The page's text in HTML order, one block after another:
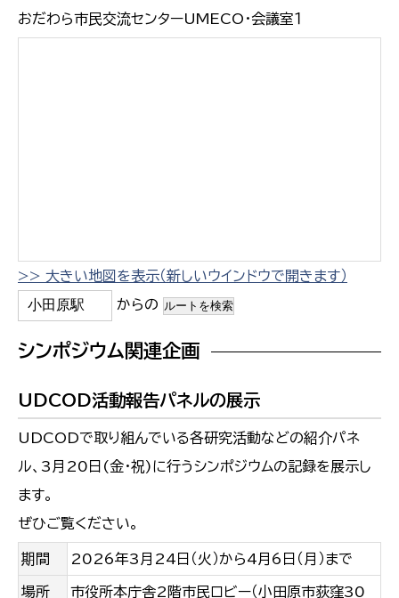
おだわら市民交流センターUMECO・会議室１
>> 大きい地図を表示（新しいウインドウで開きます）
からの
シンポジウム関連企画
UDCOD活動報告パネルの展示
UDCODで取り組んでいる各研究活動などの紹介パネ
ル、3月20日(金・祝)に行うシンポジウムの記録を展示し
ます。
ぜひご覧ください。
期間 2026年3月24日（火）から4月6日（月）まで
場所
市役所本庁舎2階市民ロビー（小田原市荻窪30